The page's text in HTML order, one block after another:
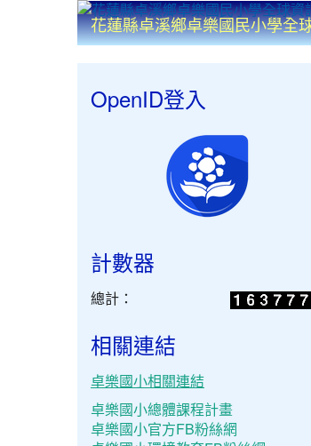
花蓮縣卓溪鄉卓樂國民小學全
OpenID登入
計數器
總計：
相關連結
卓樂國小相關連結
卓樂國小總體課程計畫
卓樂國小官方FB粉絲網